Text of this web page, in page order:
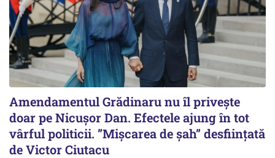
Amendamentul Grădinaru nu îl privește
doar pe Nicușor Dan. Efectele ajung în tot
vârful politicii. ”Mișcarea de șah” desființată
de Victor Ciutacu